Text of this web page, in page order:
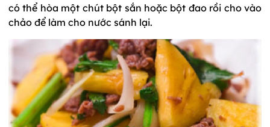
có thể hòa một chút bột sắn hoặc bột đao rồi cho vào
chảo để làm cho nước sánh lại.